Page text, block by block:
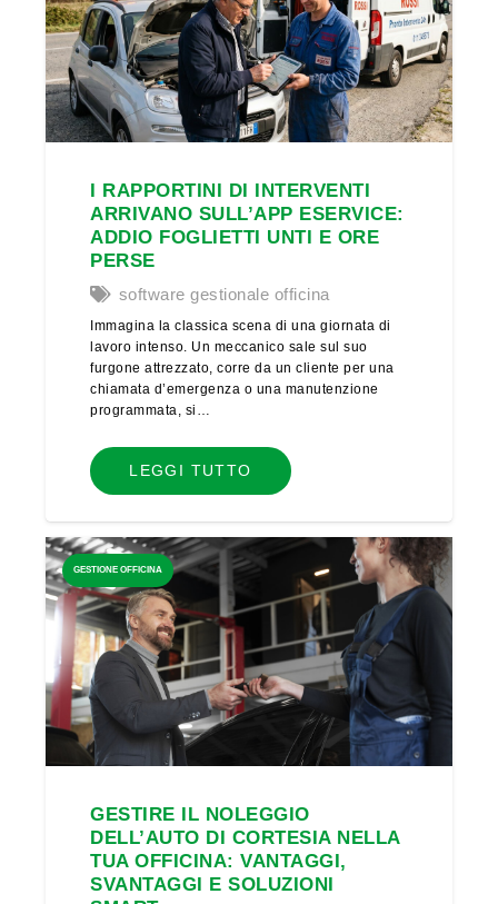
I RAPPORTINI DI INTERVENTI
ARRIVANO SULL’APP ESERVICE:
ADDIO FOGLIETTI UNTI E ORE
PERSE
software gestionale officina
Immagina la classica scena di una giornata di
lavoro intenso. Un meccanico sale sul suo
furgone attrezzato, corre da un cliente per una
chiamata d’emergenza o una manutenzione
programmata, si…
LEGGI TUTTO
GESTIONE OFFICINA
GESTIRE IL NOLEGGIO
DELL’AUTO DI CORTESIA NELLA
TUA OFFICINA: VANTAGGI,
SVANTAGGI E SOLUZIONI